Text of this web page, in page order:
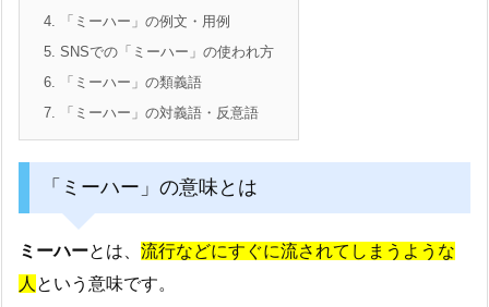
4. 「ミーハー」の例文・用例
5. SNSでの「ミーハー」の使われ方
6. 「ミーハー」の類義語
7. 「ミーハー」の対義語・反意語
「ミーハー」の意味とは
ミーハーとは、 流行などにすぐに流されてしまうような
人 という意味です。